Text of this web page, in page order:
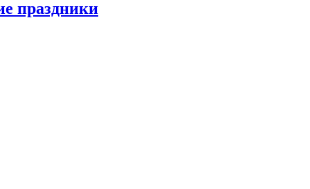
праздники